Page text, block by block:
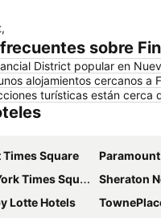
,
sobre
District popular en
alojamientos cercanos a
turísticas están cerca
Square
Paramount Times
Times Square
Sheraton New
Lotte Hotels
TownePlace Suites by